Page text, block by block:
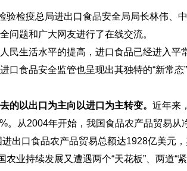
检疫总局进出口食品安全局局长林伟、
问题和广大网友进行了在线交流。
生活水平的提高，进口食品已经进入平
口食品安全监管也呈现出其独特的“新常态
的以出口为主向以进口为主转变。 近年来
。从2004年开始，我国食品农产品贸易
出口食品农产品贸易总额达1928亿美元
业持续发展又遭遇两个“天花板”、两道“